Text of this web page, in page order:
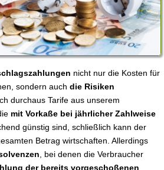
nicht nur die Kosten für
sondern auch die Risiken
durchaus Tarife aus unserem
mit Vorkaße bei jährlicher Zahlweise
günstig sind, schließlich kann der
Betrag wirtschaften. Allerdings
, bei denen die Verbraucher
der bereits vorgeschoßenen